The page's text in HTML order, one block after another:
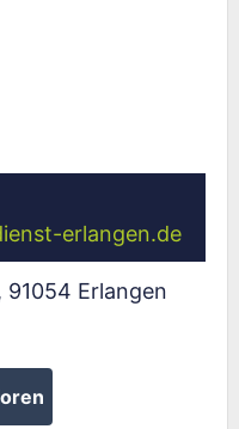
erlangen.de
, 91054 Erlangen